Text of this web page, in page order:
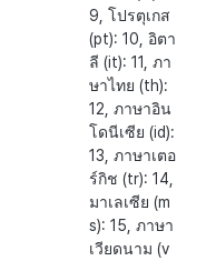
9, โปรตุเกส
(pt): 10, อิตา
ลี (it): 11, ภา
ษาไทย (th):
12, ภาษาอิน
โดนีเซีย (id):
13, ภาษาเตอ
ร์กิช (tr): 14,
มาเลเซีย (m
s): 15, ภาษา
เวียดนาม (v